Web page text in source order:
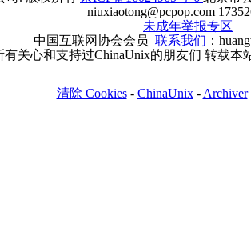
niuxiaotong@pcpop.com
未成年举报专区
中国互联网协会会员 联系我们 ：
有关心和支持过ChinaUnix的朋友们 转载本
清除 Cookies- ChinaUnix- Archiver